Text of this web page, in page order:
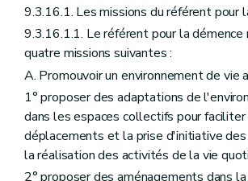
9.3.16.1. Les missions du référent pour
9.3.16.1.1. Le référent pour la
quatre missions suivantes :
A. Promouvoir un environnement de vie
1° proposer des adaptations de
dans les espaces collectifs pour
déplacements et la prise d'initiative
la réalisation des activités de la vie
2° proposer des aménagements dans